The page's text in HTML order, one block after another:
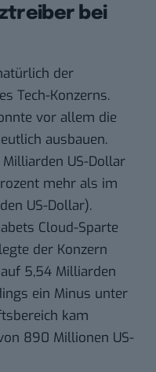
bei
der
Tech-Konzerns.
vor allem die
ausbauen.
US-Dollar
mehr als im
US-Dollar).
Cloud-Sparte
der Konzern
5,54 Milliarden
ein Minus unter
kam
890 Millionen US-